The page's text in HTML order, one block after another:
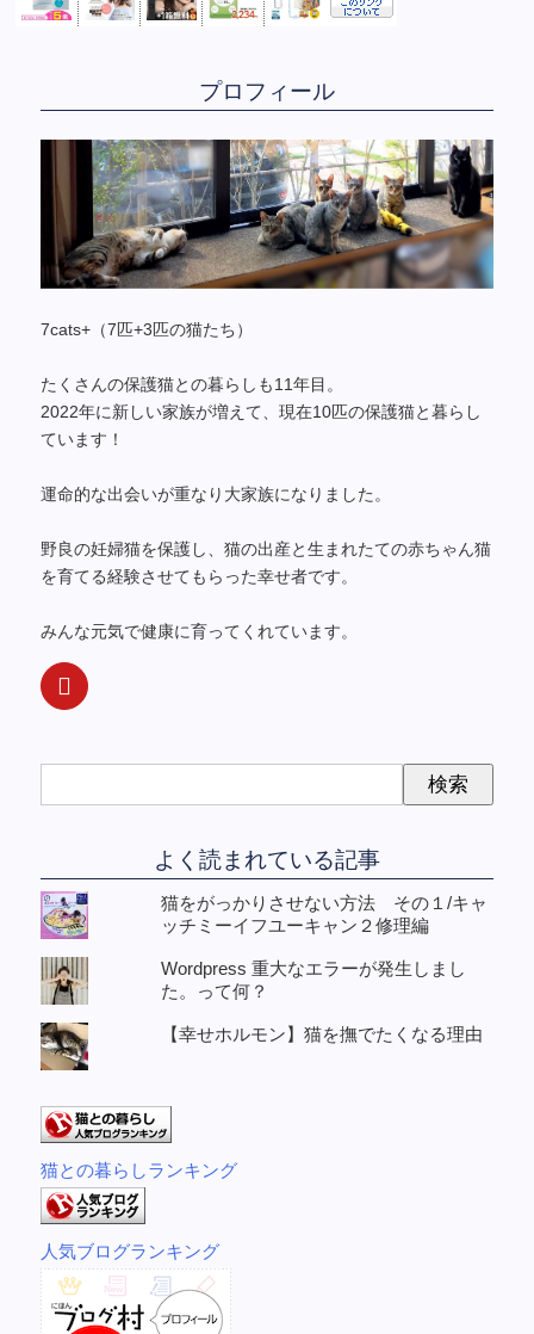
プロフィール
7cats+（7匹+3匹の猫たち）
たくさんの保護猫との暮らしも11年目。
2022年に新しい家族が増えて、現在10匹の保護猫と暮らし
ています！
運命的な出会いが重なり大家族になりました。
野良の妊婦猫を保護し、猫の出産と生まれたての赤ちゃん猫
を育てる経験させてもらった幸せ者です。
みんな元気で健康に育ってくれています。
よく読まれている記事
猫をがっかりさせない方法 その１/キャ
ッチミーイフユーキャン２修理編
Wordpress 重大なエラーが発生しまし
た。って何？
【幸せホルモン】猫を撫でたくなる理由
猫との暮らしランキング
人気ブログランキング